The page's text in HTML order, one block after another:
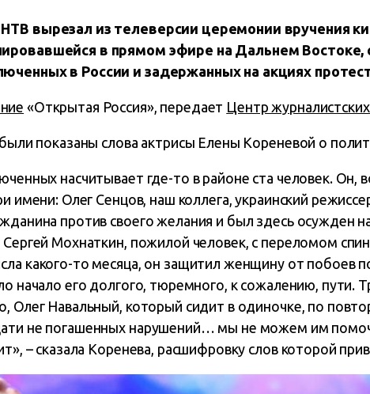
НТВ вырезал из телеверсии церемонии вручения
в прямом эфире на Дальнем Востоке,
в России и задержанных на акциях
«Открытая Россия», передает Центр
показаны слова актрисы Елены Кореневой о
насчитывает где-то в районе ста человек. Он,
имени: Олег Сенцов, наш коллега, украинский
против своего желания и был здесь осужден
Сергей Мохнаткин, пожилой человек, с переломом
какого-то месяца, он защитил женщину от побоев
начало его долгого, тюремного, к сожалению, пути.
Олег Навальный, который сидит в одиночке, по
не погашенных нарушений… мы не можем им
– сказала Коренева, расшифровку слов которой